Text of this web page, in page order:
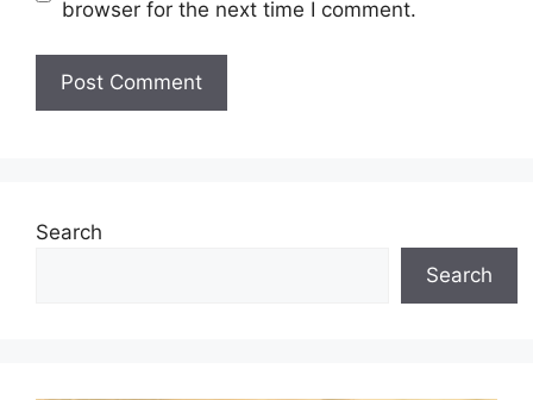
browser for the next time I comment.
Search
Search